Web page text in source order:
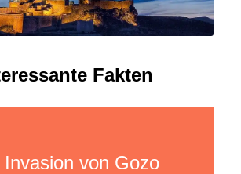
Fakten
Invasion von Gozo
Invasion von Gozo